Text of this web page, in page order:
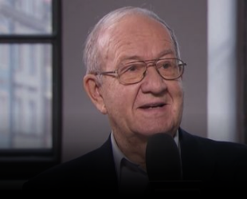
Kulturalni